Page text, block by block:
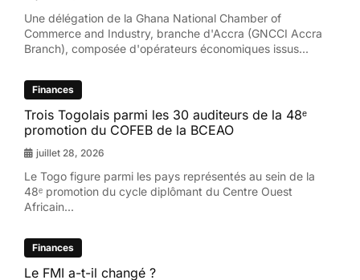
Une délégation de la Ghana National Chamber of
Commerce and Industry, branche d'Accra (GNCCI Accra
Branch), composée d'opérateurs économiques issus...
Finances
Trois Togolais parmi les 30 auditeurs de la 48ᵉ
promotion du COFEB de la BCEAO
juillet 28, 2026
Le Togo figure parmi les pays représentés au sein de la
48ᵉ promotion du cycle diplômant du Centre Ouest
Africain...
Finances
Le FMI a-t-il changé ?